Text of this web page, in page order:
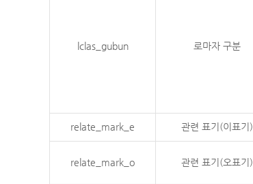
lclas_gubun 로마자 구분
relate_mark_e 관련 표기(이표기)
relate_mark_o 관련 표기(오표기)